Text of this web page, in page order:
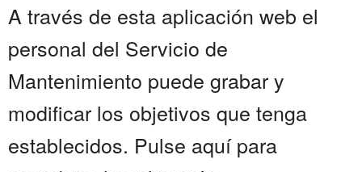
A través de esta aplicación web el
personal del Servicio de
Mantenimiento puede grabar y
modificar los objetivos que tenga
establecidos. Pulse aquí para